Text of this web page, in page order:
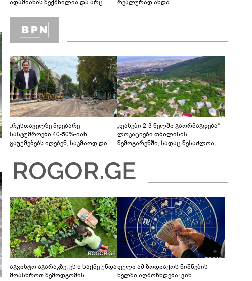
ადამიანის შექმნილია და არც
ლაბირინთები?
რეალურად ახდა
„რუსთაველზე მდებარე
სასტუმროები 40-50%-იან
გაუქმებებს იღებენ, საკმაოდ დიდი
შეხვდებოდა“
„ფასები 2-3 წელში გაორმაგდება“ -
ლოკაციები თბილისის
შემოგარენში, სადაც შესაძლოა,
აგვისტო აგარაკზე: ეს 5 საქმე უნდა
მოასწროთ შემოდგომის
ფული ამ ზოდიაქოს ნიშნების
ხელში აღმოჩნდება: ვინ